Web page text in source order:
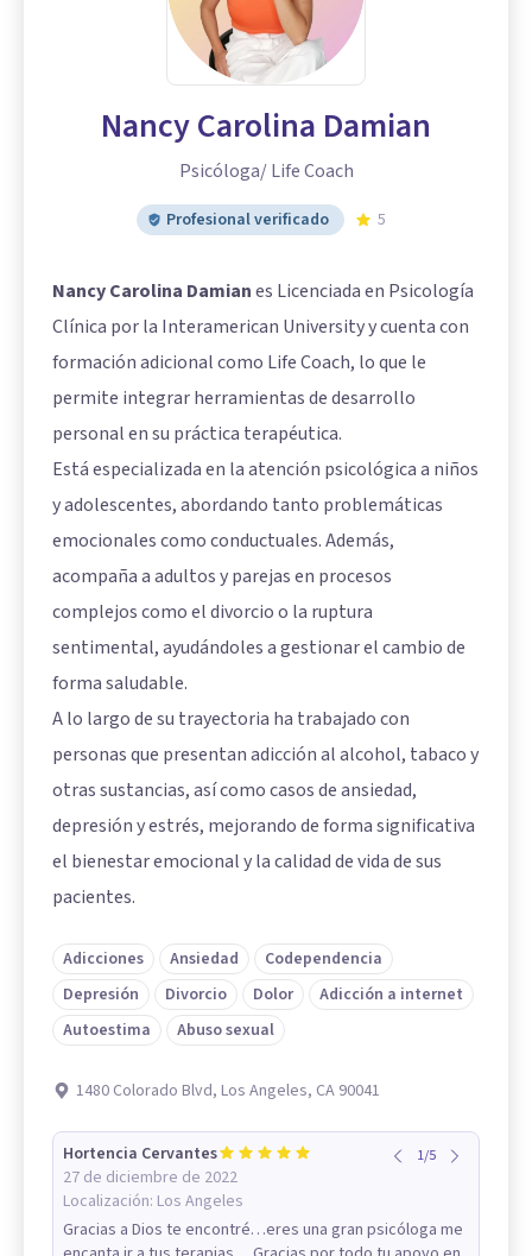
Nancy Carolina Damian
Psicóloga/ Life Coach
Profesional verificado 5
Nancy Carolina Damianes Licenciada en Psicología
Clínica por la Interamerican University y cuenta con
formación adicional como Life Coach, lo que le
permite integrar herramientas de desarrollo
personal en su práctica terapéutica.
Está especializada en la atención psicológica a niños
y adolescentes, abordando tanto problemáticas
emocionales como conductuales. Además,
acompaña a adultos y parejas en procesos
complejos como el divorcio o la ruptura
sentimental, ayudándoles a gestionar el cambio de
forma saludable.
A lo largo de su trayectoria ha trabajado con
personas que presentan adicción al alcohol, tabaco y
otras sustancias, así como casos de ansiedad,
depresión y estrés, mejorando de forma significativa
el bienestar emocional y la calidad de vida de sus
pacientes.
Adicciones Ansiedad
Codependencia
Depresión
Divorcio Dolor
Adicción a internet
Autoestima
Abuso sexual
1480 Colorado Blvd, Los Angeles, CA 90041
Hortencia Cervantes
27 de diciembre de 2022
Localización: Los Angeles
1/5
Gracias a Dios te encontré…eres una gran psicóloga me